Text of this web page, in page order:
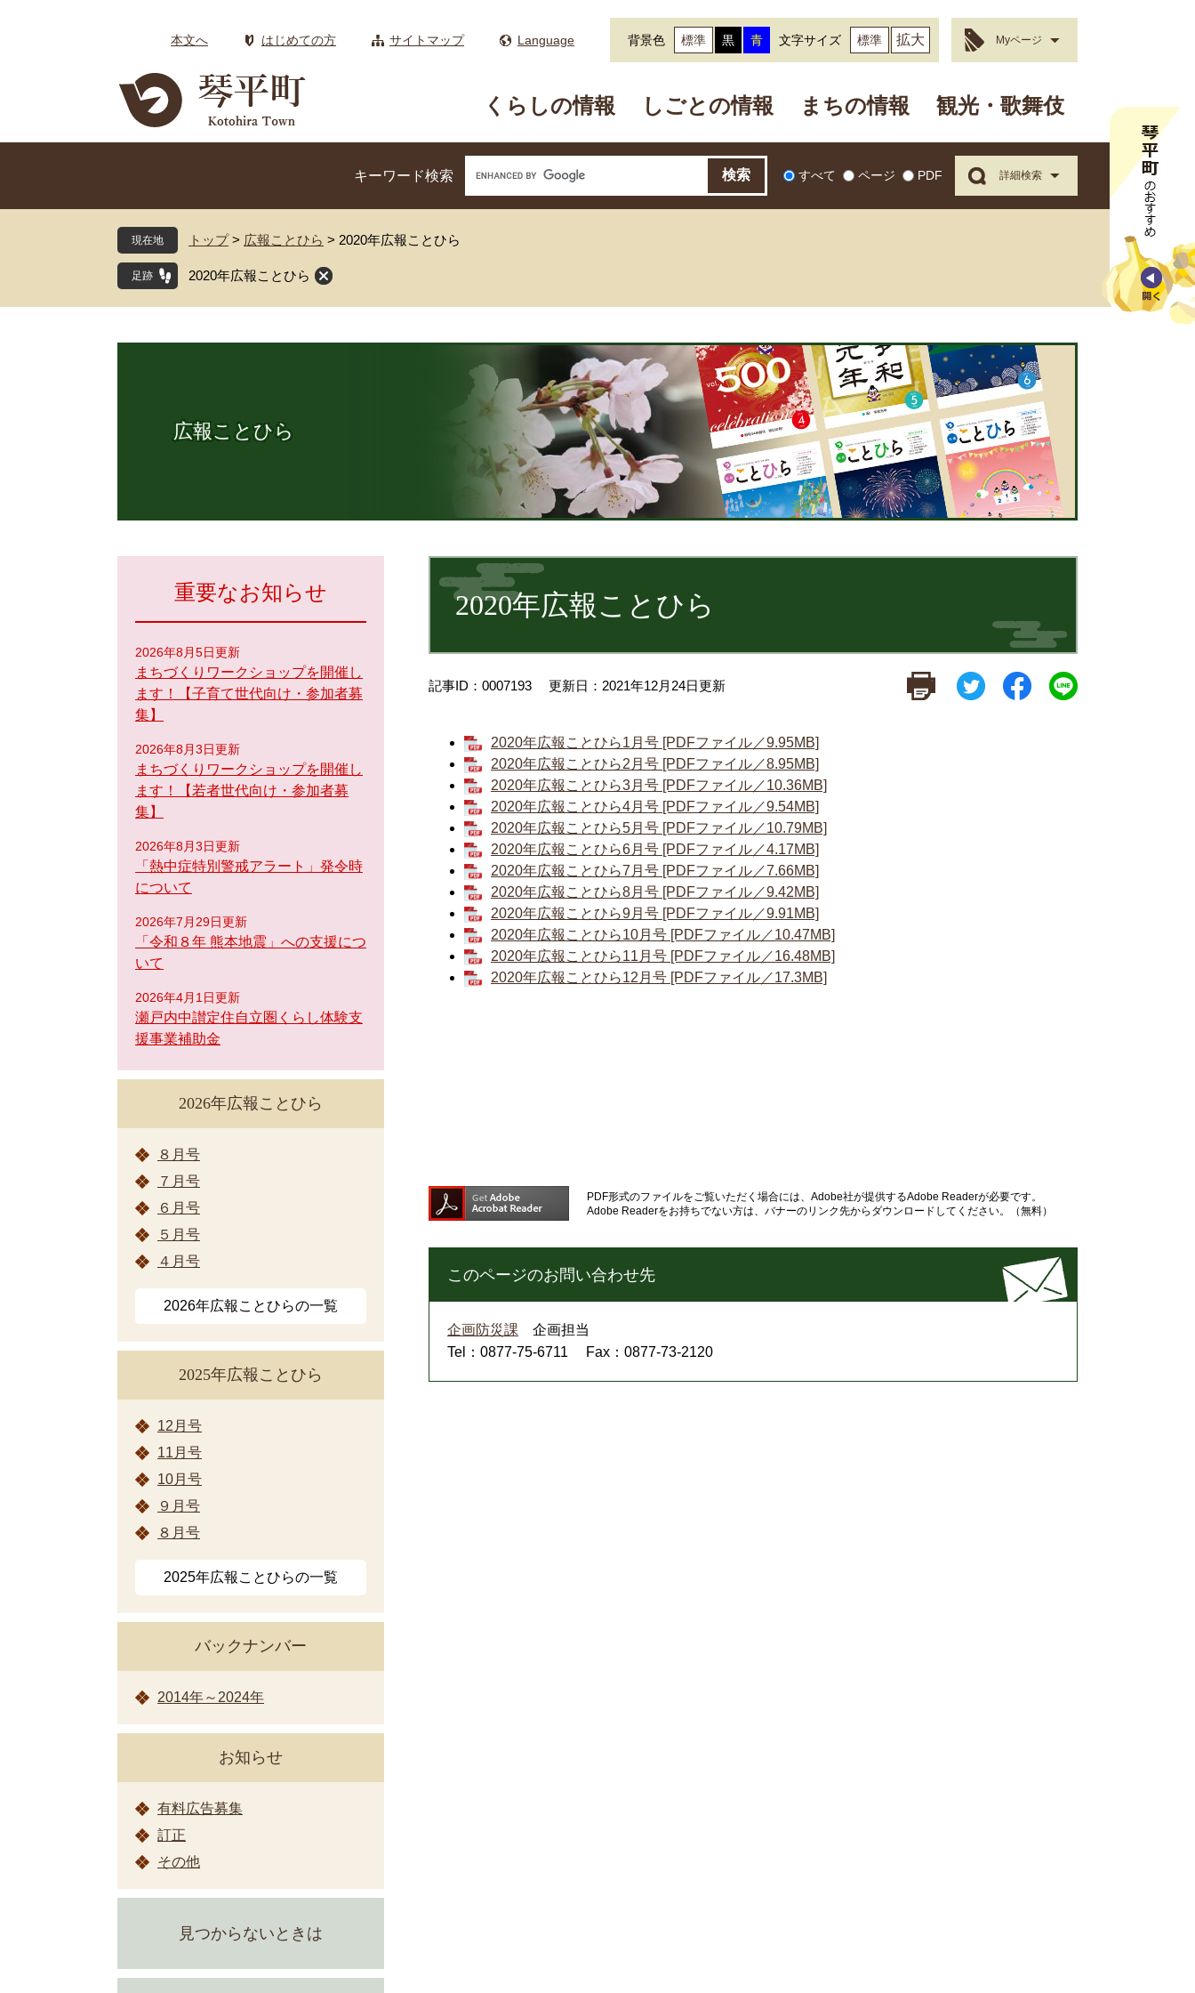
本文へ はじめての方 サイトマップ Language 背景色 標準 黒 青 文字サイズ 標準 拡大 Myページ
くらしの情報 しごとの情報 まちの情報 観光・歌舞伎
キーワード検索 すべて ページ PDF 詳細検索
現在地 トップ > 広報ことひら > 2020年広報ことひら
2020年広報ことひら
広報ことひら
文
2020年広報ことひら
記事ID：0007193 更新日：2021年12月24日更新
2020年広報ことひら1月号 [PDFファイル／9.95MB]
2020年広報ことひら2月号 [PDFファイル／8.95MB]
2020年広報ことひら3月号 [PDFファイル／10.36MB]
2020年広報ことひら4月号 [PDFファイル／9.54MB]
2020年広報ことひら5月号 [PDFファイル／10.79MB]
2020年広報ことひら6月号 [PDFファイル／4.17MB]
2020年広報ことひら7月号 [PDFファイル／7.66MB]
2020年広報ことひら8月号 [PDFファイル／9.42MB]
2020年広報ことひら9月号 [PDFファイル／9.91MB]
2020年広報ことひら10月号 [PDFファイル／10.47MB]
2020年広報ことひら11月号 [PDFファイル／16.48MB]
2020年広報ことひら12月号 [PDFファイル／17.3MB]
PDF形式のファイルをご覧いただく場合には、Adobe社が提供するAdobe Readerが必要です。
Adobe Readerをお持ちでない方は、バナーのリンク先からダウンロードしてください。（無料）
このページのお問い合わせ先
企画防災課
企画担当
Tel：0877-75-6711
Fax：0877-73-2120
重要なお知らせ
2026年8月5日更新
まちづくりワークショップを開催し
ます！【子育て世代向け・参加者募
集】
2026年8月3日更新
まちづくりワークショップを開催し
ます！【若者世代向け・参加者募
集】
2026年8月3日更新
「熱中症特別警戒アラート」発令時
について
2026年7月29日更新
「令和８年 熊本地震」への支援につ
いて
2026年4月1日更新
瀬戸内中讃定住自立圏くらし体験支
援事業補助金
2026年広報ことひら
８月号
７月号
６月号
５月号
４月号
2026年広報ことひらの一覧
2025年広報ことひら
12月号
11月号
10月号
９月号
８月号
2025年広報ことひらの一覧
バックナンバー
2014年～2024年
お知らせ
有料広告募集
訂正
その他
見つからないときは